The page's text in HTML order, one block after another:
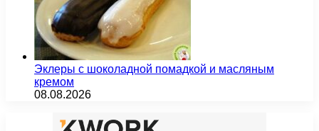
Эклеры с шоколадной помадкой и масляным
кремом
08.08.2026